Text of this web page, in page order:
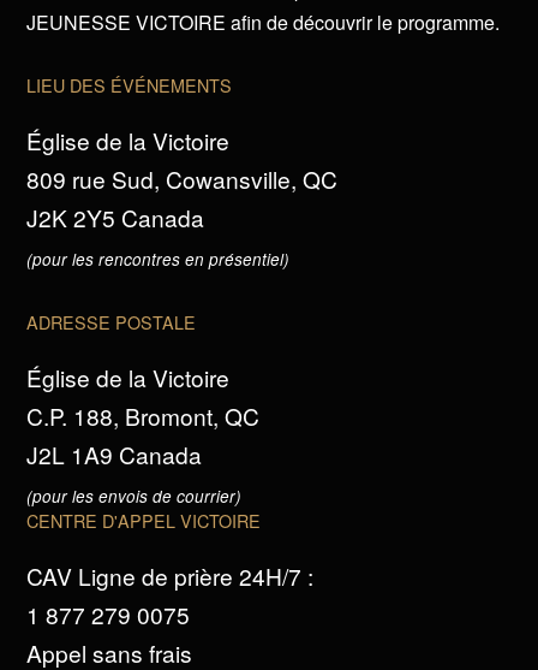
JEUNESSE VICTOIRE afin de découvrir le programme.
LIEU DES ÉVÉNEMENTS
Église de la Victoire
809 rue Sud, Cowansville, QC
J2K 2Y5 Canada
(pour les rencontres en présentiel)
ADRESSE POSTALE
Église de la Victoire
C.P. 188, Bromont, QC
J2L 1A9 Canada
(pour les envois de courrier)
CENTRE D'APPEL VICTOIRE
CAV Ligne de prière 24H/7 :
1 877 279 0075
Appel sans frais